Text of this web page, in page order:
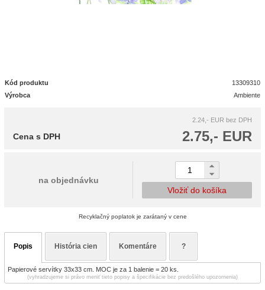
Kód produktu
13309310
Výrobca
Ambiente
2.24,- EUR bez DPH
2.75,- EUR
Cena s DPH
na objednávku
Vložiť do košíka
Recyklačný poplatok je zarátaný v cene
Popis História cien Komentáre ?
Papierové servítky 33x33 cm. MOC je za 1 balenie = 20 ks.
(vyhradzujeme si právo meniť tieto popisy a špecifikácie bez predošlého upozornenia)